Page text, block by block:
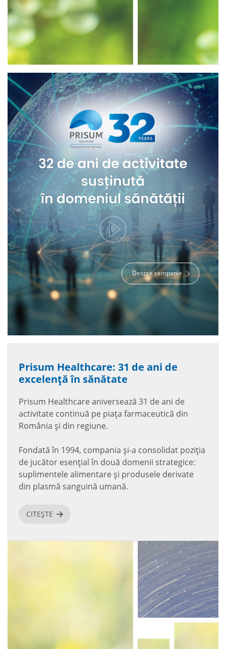
Despre campanie
Prisum Healthcare: 31 de ani de
excelență în sănătate
Prisum Healthcare aniversează 31 de ani de
activitate continuă pe piața farmaceutică din
România și din regiune.
Fondată în 1994, compania și-a consolidat poziția
de jucător esențial în două domenii strategice:
suplimentele alimentare și produsele derivate
din plasmă sanguină umană.
CITEȘTE